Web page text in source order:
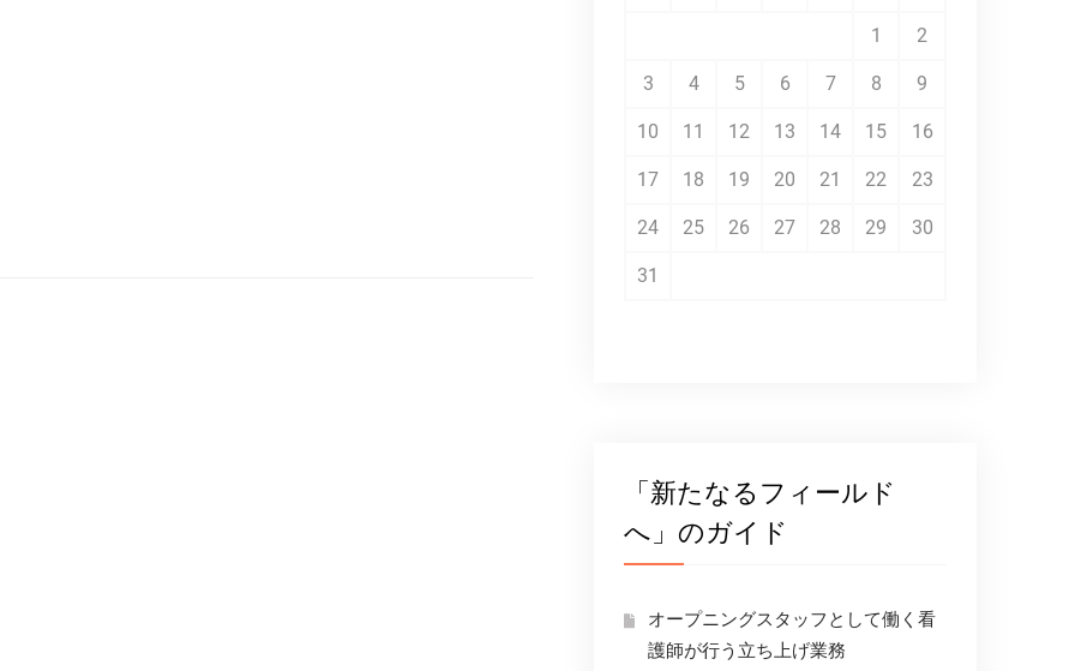
1 2
3 4 5 6 7 8 9
10 11 12 13 14 15 16
17 18 19 20 21 22 23
24 25 26 27 28 29 30
31
「新たなるフィールド
へ」のガイド
オープニングスタッフとして働く看
護師が行う立ち上げ業務